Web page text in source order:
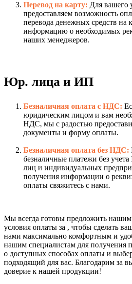
Перевод на карту: Для вашего
предоставляем возможность
перевода денежных средств на
информацию о необходимых
наших менеджеров.
Юр. лица и ИП
Безналичная оплата с НДС:
юридическим лицом и вам
НДС, мы с радостью
документы и форму оплаты.
Безналичная оплата без НДС:
безналичные платежи без
лиц и индивидуальных
получения информации о
оплаты свяжитесь с нами.
Мы всегда готовы предложить
условия оплаты за , чтобы сделать
нами максимально комфортным и
нашим специалистам для получения
о доступных способах оплаты и
подходящий для вас. Благодарим за
доверие к нашей продукции!